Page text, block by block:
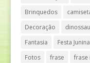
Brinquedos
Decoração
Fantasia
Festa Junina
Fotos
frase frase